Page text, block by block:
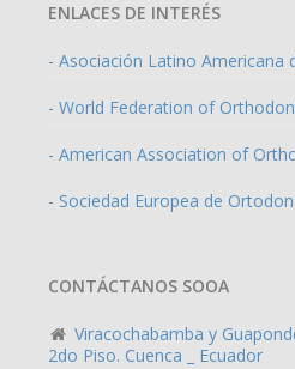
ENLACES DE INTERÉS
- Asociación Latino Americana
- World Federation of
- American Association of
- Sociedad Europea de
CONTÁCTANOS SOOA
Viracochabamba y
2do Piso. Cuenca _ Ecuador